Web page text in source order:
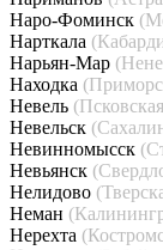
Наро-Фоминск
Нарткала
Нарьян-Мар
Находка
Невель
Невельск
Невинномысск
Невьянск
Нелидово
Неман
Нерехта